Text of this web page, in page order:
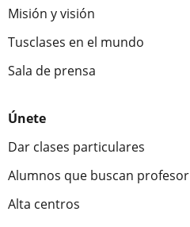
Misión y visión
Tusclases en el mundo
Sala de prensa
Únete
Dar clases particulares
Alumnos que buscan profesor
Alta centros